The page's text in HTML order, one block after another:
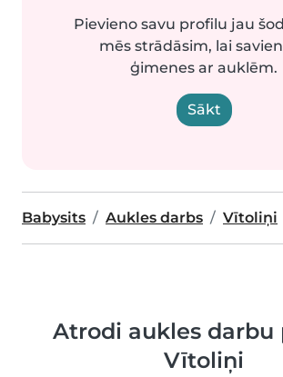
Pievieno savu profilu jau
mēs strādāsim, lai
ģimenes ar auklēm.
Sākt
Babysits Aukles darbs Vītoliņi
Atrodi aukles darbu
Vītoliņi